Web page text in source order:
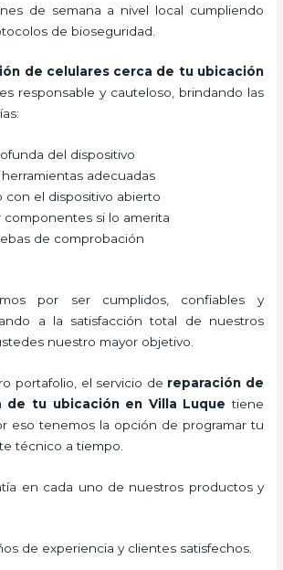
de semana a nivel local cumpliendo
de bioseguridad.
de celulares cerca de tu ubicación
es responsable y cauteloso, brindando las
del dispositivo
adecuadas
con el dispositivo abierto
componentes si lo amerita
de comprobación
por ser cumplidos, confiables y
a la satisfacción total de nuestros
nuestro mayor objetivo.
portafolio, el servicio de reparación de
de tu ubicación en Villa Luque tiene
eso tenemos la opción de programar tu
técnico a tiempo.
en cada uno de nuestros productos y
de experiencia y clientes satisfechos.